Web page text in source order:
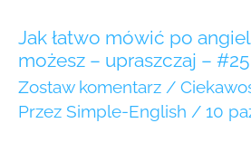
Jak łatwo mówić po
możesz – upraszczaj – #25
Zostaw komentarz /
Przez Simple-English / 10
Jak
łatwo
mówić
po angielsku?
Ty też
możesz